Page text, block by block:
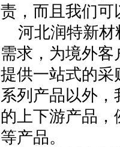
责，而且我们可
河北润特新
需求，为境外
提供一站式的采
系列产品以外
的上下游产品
等产品。